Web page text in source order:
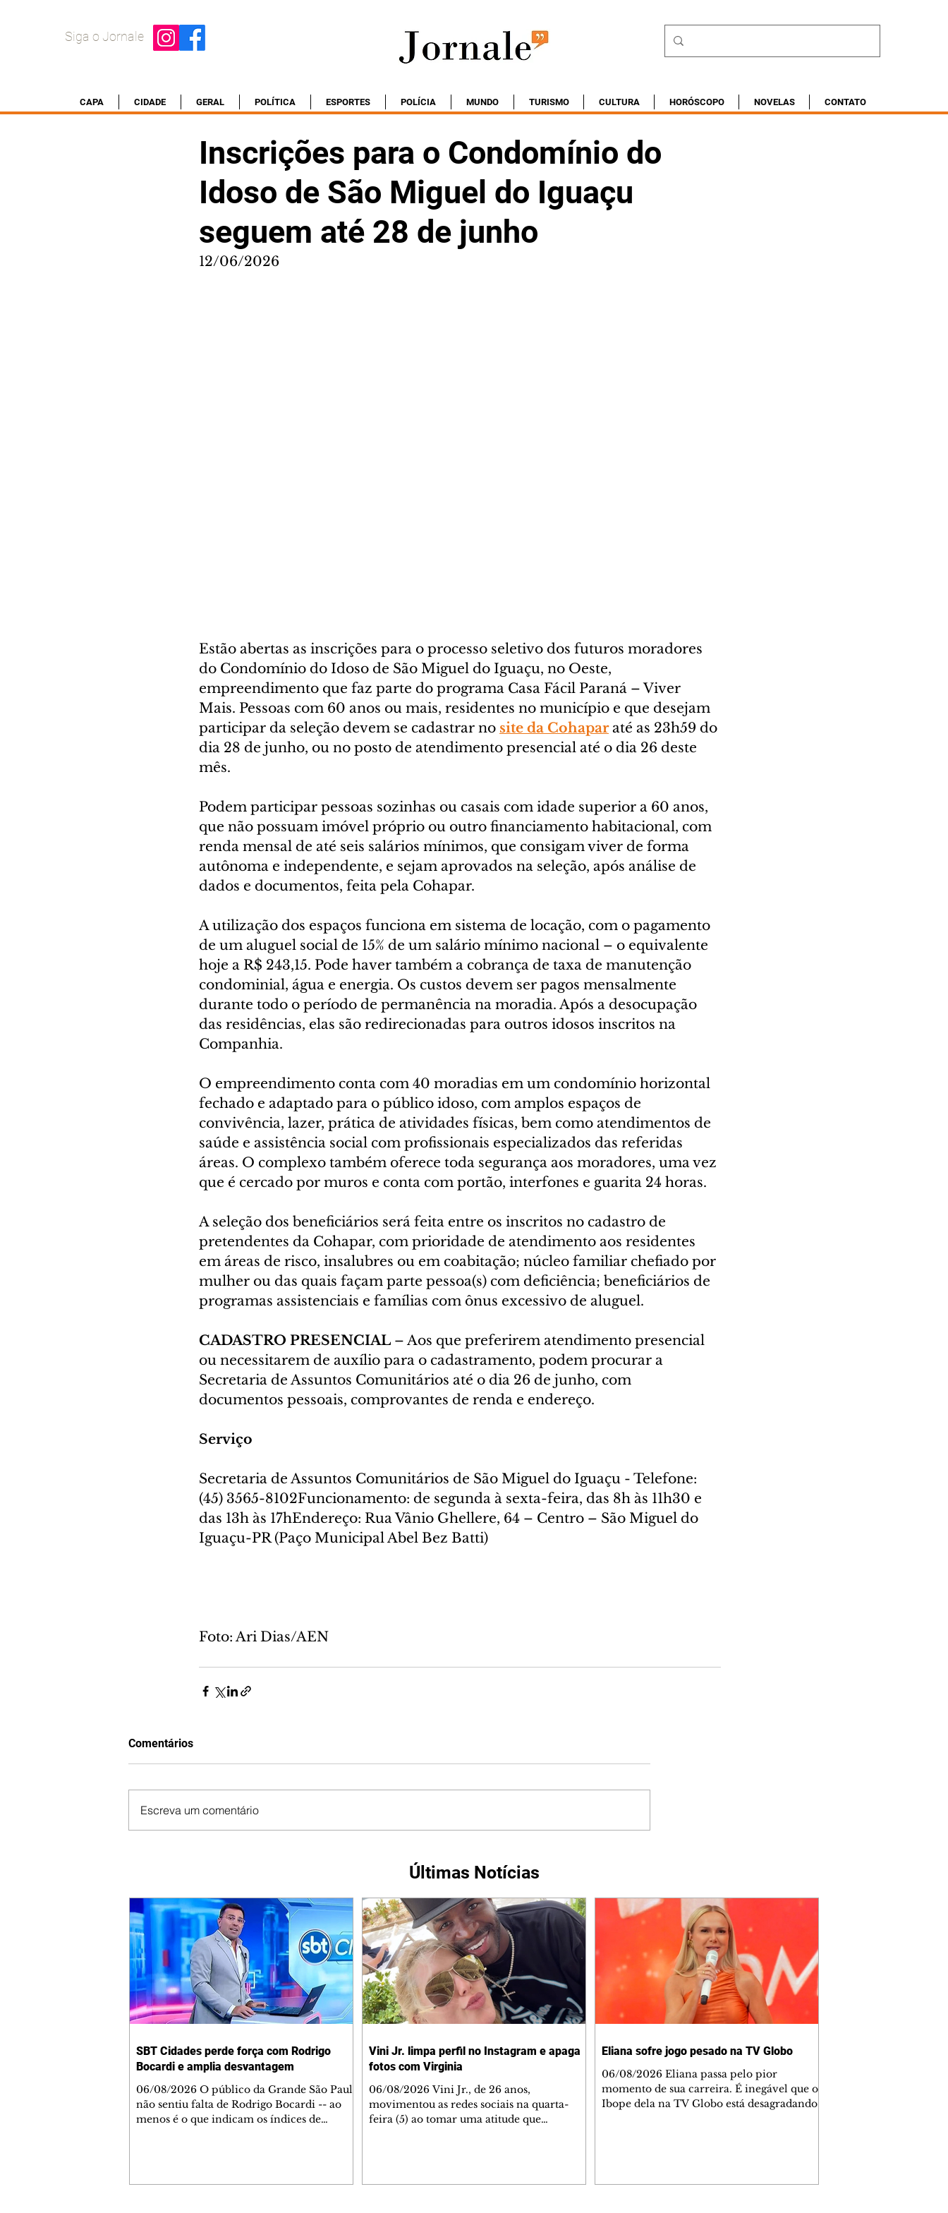
Siga o Jornale
CAPA CIDADE GERAL POLÍTICA ESPORTES POLÍCIA MUNDO TURISMO CULTURA HORÓSCOPO NOVELAS CONTATO
Inscrições para o Condomínio do
Idoso de São Miguel do Iguaçu
seguem até 28 de junho
12/06/2026
Estão abertas as inscrições para o processo seletivo dos futuros moradores
do Condomínio do Idoso de São Miguel do Iguaçu, no Oeste,
empreendimento que faz parte do programa Casa Fácil Paraná – Viver
Mais. Pessoas com 60 anos ou mais, residentes no município e que desejam
participar da seleção devem se cadastrar no site da Cohapar até as 23h59 do
dia 28 de junho, ou no posto de atendimento presencial até o dia 26 deste
mês.
Podem participar pessoas sozinhas ou casais com idade superior a 60 anos,
que não possuam imóvel próprio ou outro financiamento habitacional, com
renda mensal de até seis salários mínimos, que consigam viver de forma
autônoma e independente, e sejam aprovados na seleção, após análise de
dados e documentos, feita pela Cohapar.
A utilização dos espaços funciona em sistema de locação, com o pagamento
de um aluguel social de 15% de um salário mínimo nacional – o equivalente
hoje a R$ 243,15. Pode haver também a cobrança de taxa de manutenção
condominial, água e energia. Os custos devem ser pagos mensalmente
durante todo o período de permanência na moradia. Após a desocupação
das residências, elas são redirecionadas para outros idosos inscritos na
Companhia.
O empreendimento conta com 40 moradias em um condomínio horizontal
fechado e adaptado para o público idoso, com amplos espaços de
convivência, lazer, prática de atividades físicas, bem como atendimentos de
saúde e assistência social com profissionais especializados das referidas
áreas. O complexo também oferece toda segurança aos moradores, uma vez
que é cercado por muros e conta com portão, interfones e guarita 24 horas.
A seleção dos beneficiários será feita entre os inscritos no cadastro de
pretendentes da Cohapar, com prioridade de atendimento aos residentes
em áreas de risco, insalubres ou em coabitação; núcleo familiar chefiado por
mulher ou das quais façam parte pessoa(s) com deficiência; beneficiários de
programas assistenciais e famílias com ônus excessivo de aluguel.
CADASTRO PRESENCIAL – Aos que preferirem atendimento presencial
ou necessitarem de auxílio para o cadastramento, podem procurar a
Secretaria de Assuntos Comunitários até o dia 26 de junho, com
documentos pessoais, comprovantes de renda e endereço.
Serviço
Secretaria de Assuntos Comunitários de São Miguel do Iguaçu - Telefone:
(45) 3565-8102Funcionamento: de segunda à sexta-feira, das 8h às 11h30 e
das 13h às 17hEndereço: Rua Vânio Ghellere, 64 – Centro – São Miguel do
Iguaçu-PR (Paço Municipal Abel Bez Batti)
Foto: Ari Dias/AEN
Comentários
Escreva um comentário
Últimas Notícias
SBT Cidades perde força com Rodrigo
Bocardi e amplia desvantagem
06/08/2026 O público da Grande São Paulo
não sentiu falta de Rodrigo Bocardi -- ao
menos é o que indicam os índices de
Vini Jr. limpa perfil no Instagram e apaga
fotos com Virginia
06/08/2026 Vini Jr., de 26 anos,
movimentou as redes sociais na quarta-
feira (5) ao tomar uma atitude que
Eliana sofre jogo pesado na TV Globo
06/08/2026 Eliana passa pelo pior
momento de sua carreira. É inegável que o
Ibope dela na TV Globo está desagradando